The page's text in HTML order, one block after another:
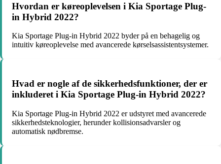
Hvordan er køreoplevelsen i Kia Sportage Plug-
in Hybrid 2022?
Kia Sportage Plug-in Hybrid 2022 byder på en behagelig og
intuitiv køreoplevelse med avancerede kørselsassistentsystemer.
Hvad er nogle af de sikkerhedsfunktioner, der er
inkluderet i Kia Sportage Plug-in Hybrid 2022?
Kia Sportage Plug-in Hybrid 2022 er udstyret med avancerede
sikkerhedsteknologier, herunder kollisionsadvarsler og
automatisk nødbremse.